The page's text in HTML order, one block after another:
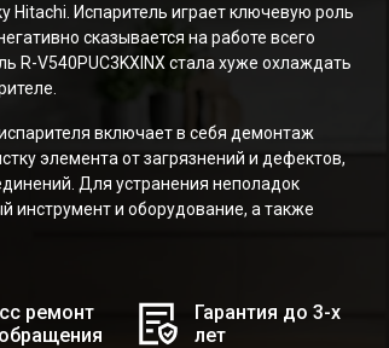
Hitachi. Испаритель играет ключевую роль
сказывается на работе всего
R-V540PUC3KXINX стала хуже охлаждать
включает в себя демонтаж
элемента от загрязнений и дефектов,
Для устранения неполадок
инструмент и оборудование, а также
ремонт
Гарантия до 3-х
лет